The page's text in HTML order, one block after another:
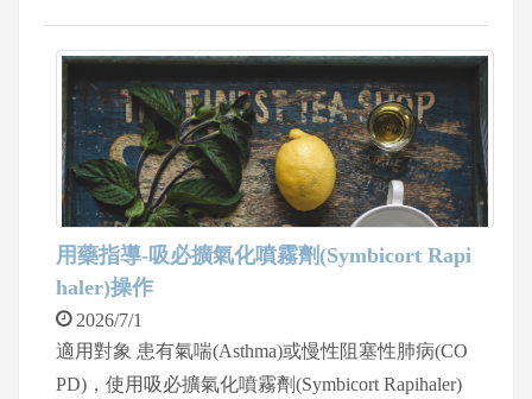
用藥指導-吸必擴氣化噴霧劑(Symbicort Rapi
haler)操作
2026/7/1
適用對象 患有氣喘(Asthma)或慢性阻塞性肺病(CO
PD)，使用吸必擴氣化噴霧劑(Symbicort Rapihaler)